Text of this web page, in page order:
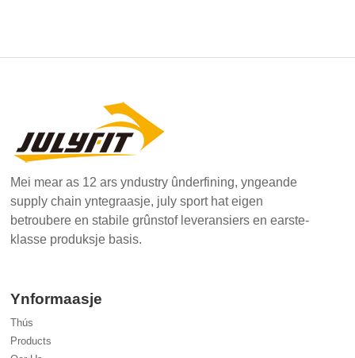
Mei mear as 12 ars yndustry ûnderfining, yngeande
supply chain yntegraasje, july sport hat eigen
betroubere en stabile grûnstof leveransiers en earste-
klasse produksje basis.
Ynformaasje
Thús
Products